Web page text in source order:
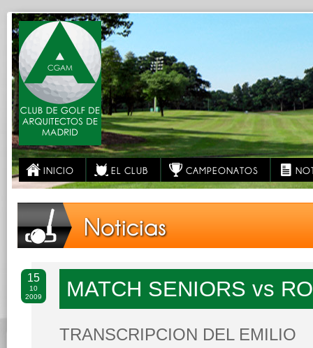
INICIO EL CLUB CAMPEONATOS
Noticias
MATCH SENIORS vs
15
10
2009
TRANSCRIPCION DEL EMILIO